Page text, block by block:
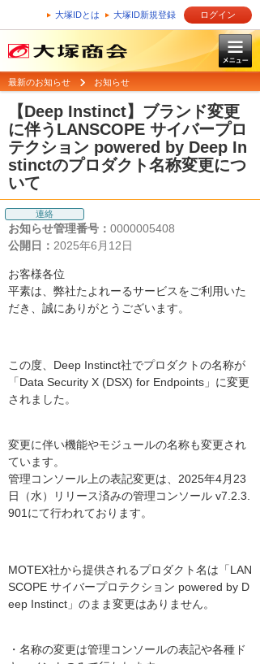
大塚IDとは 大塚ID新規登録 ログイン
最新のお知らせ お知らせ
【Deep Instinct】ブランド変更
に伴うLANSCOPE サイバープロ
テクション powered by Deep In
stinctのプロダクト名称変更につ
いて
連絡
お知らせ管理番号： 0000005408
公開日： 2025年6月12日
お客様各位
平素は、弊社たよれーるサービスをご利用いた
だき、誠にありがとうございます。
この度、Deep Instinct社でプロダクトの名称が
「Data Security X (DSX) for Endpoints」に変更
されました。
変更に伴い機能やモジュールの名称も変更され
ています。
管理コンソール上の表記変更は、2025年4月23
日（水）リリース済みの管理コンソール v7.2.3.
901にて行われております。
MOTEX社から提供されるプロダクト名は「LAN
SCOPE サイバープロテクション powered by D
eep Instinct」のまま変更はありません。
・名称の変更は管理コンソールの表記や各種ド